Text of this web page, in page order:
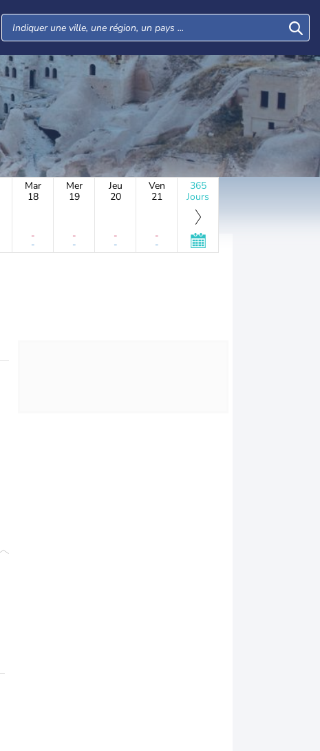
Mar
18
-
-
Mer
19
-
-
Jeu
20
-
-
Ven
21
-
-
365
Jours